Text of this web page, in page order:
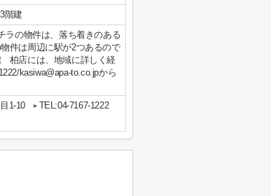
3階建
ラの物件は、落ち着きのある
件は周辺に駅が2つあるので
柏店には、地域に詳しく経
kasiwa@apa-to.co.jpから
1-10
TEL:04-7167-1222